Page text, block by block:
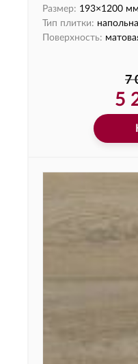
Размер: 193×1200 мм
Тип плитки:
Поверхность:
7
5